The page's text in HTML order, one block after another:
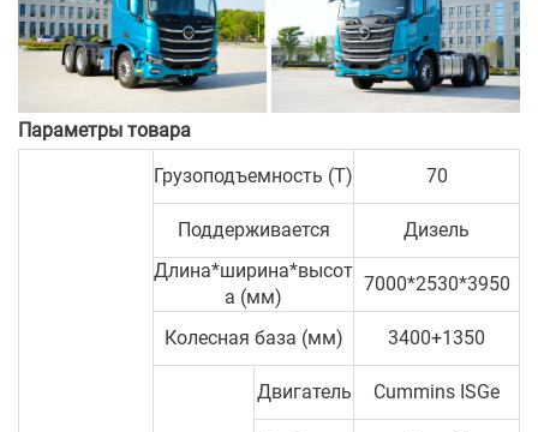
Параметры товара
Грузоподъемность (T) 70
Поддерживается
Дизель
Длина*ширина*высот
а (мм)
7000*2530*3950
Колесная база (мм) 3400+1350
Двигатель Cummins ISGe